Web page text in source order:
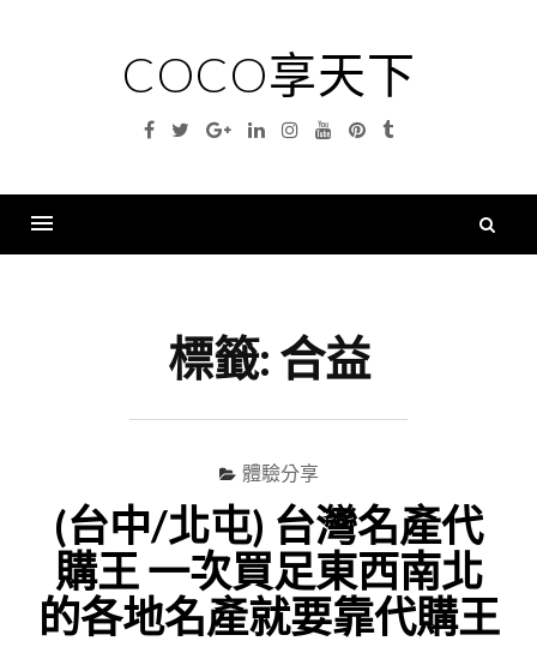
COCO享天下
Facebook
TwitterGoogleLinkedinInstagramYouTubePinterest
Tumblr
標籤: 合益
體驗分享
(台中/北屯) 台灣名產代
購王 一次買足東西南北
的各地名產就要靠代購王